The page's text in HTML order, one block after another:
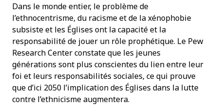
Dans le monde entier, le problème de
l’ethnocentrisme, du racisme et de la xénophobie
subsiste et les Églises ont la capacité et la
responsabilité de jouer un rôle prophétique. Le Pew
Research Center constate que les jeunes
générations sont plus conscientes du lien entre leur
foi et leurs responsabilités sociales, ce qui prouve
que d’ici 2050 l’implication des Églises dans la lutte
contre l’ethnicisme augmentera.